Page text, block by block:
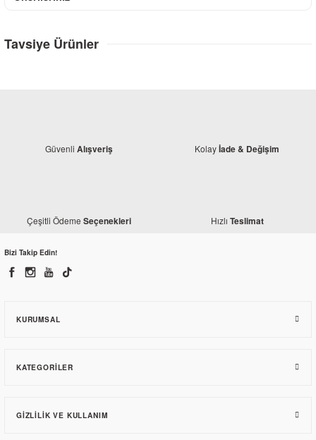
Tavsiye Ürünler
Güvenli Alışveriş Kolayİade & Değişim
Çeşitli Ödeme Seçenekleri Hızlı Teslimat
Bizi Takip Edin!
KURUMSAL
KATEGORILER
GIZLILIK VE KULLANIM